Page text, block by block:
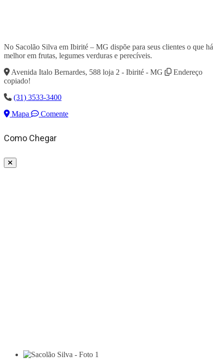
No Sacolão Silva em Ibirité – MG dispõe para seus clientes o que há
melhor em frutas, legumes verduras e perecíveis.
Avenida Italo Bernardes, 588 loja 2 - Ibirité - MG
Endereço
copiado!
(31) 3533-3400
Mapa
Comente
Como Chegar